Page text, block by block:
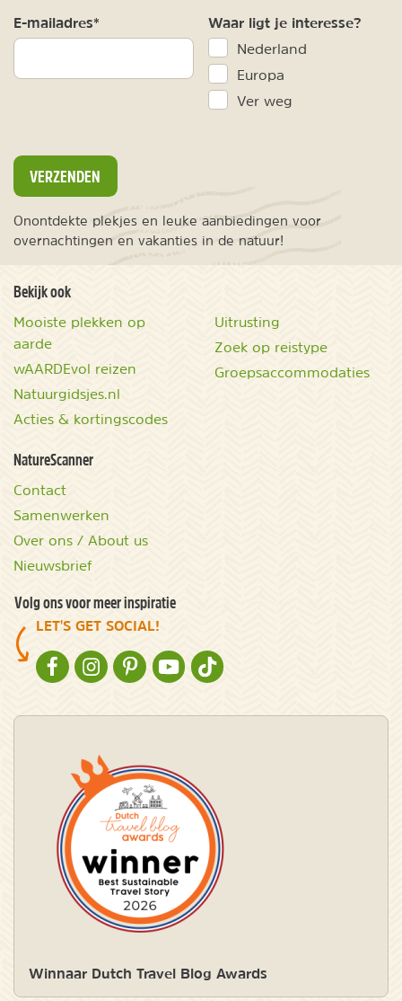
E-mailadres* Waar ligt je interesse?
Nederland
Europa
Ver weg
VERZENDEN
Onontdekte plekjes en leuke aanbiedingen voor
overnachtingen en vakanties in de natuur!
Bekijk ook
Mooiste plekken op
aarde
wAARDEvol reizen
Natuurgidsjes.nl
Acties & kortingscodes
Uitrusting
Zoek op reistype
Groepsaccommodaties
NatureScanner
Contact
Samenwerken
Over ons / About us
Nieuwsbrief
Volg ons voor meer inspiratie
LET'S GET SOCIAL!
NATURESCANNER OP FACEBOOK
NATURESCANNER OP INSTAGRAM
NATURESCANNER OP PINTEREST
NATURESCANNER OP YOUTUBE
NATURESCANNER OP TIKTOK
Winnaar Dutch Travel Blog Awards